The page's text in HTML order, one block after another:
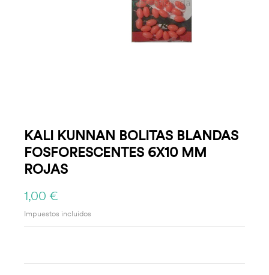
KALI KUNNAN BOLITAS BLANDAS
FOSFORESCENTES 6X10 MM
ROJAS
1,00 €
Impuestos incluidos